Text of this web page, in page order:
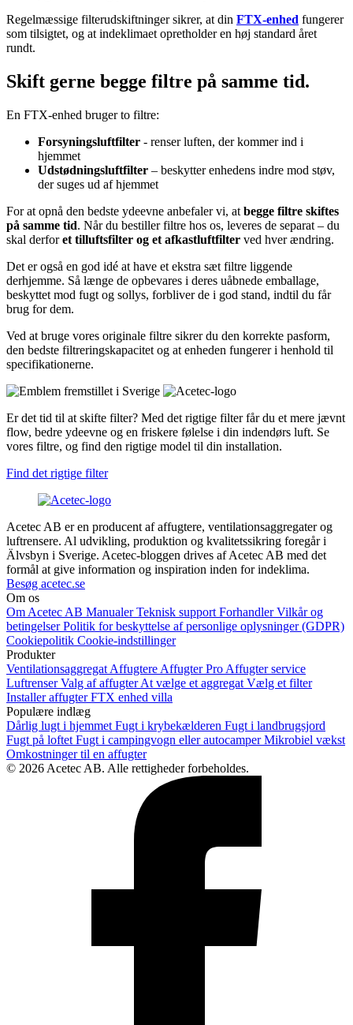
Regelmæssige filterudskiftninger sikrer, at din FTX-enhed fungerer
som tilsigtet, og at indeklimaet opretholder en høj standard året
rundt.
Skift gerne begge filtre på samme tid.
En FTX-enhed bruger to filtre:
Forsyningsluftfilter - renser luften, der kommer ind i
hjemmet
Udstødningsluftfilter – beskytter enhedens indre mod støv,
der suges ud af hjemmet
For at opnå den bedste ydeevne anbefaler vi, at begge filtre skiftes
på samme tid. Når du bestiller filtre hos os, leveres de separat – du
skal derforet tilluftsfilter og et afkastluftfilter ved hver ændring.
Det er også en god idé at have et ekstra sæt filtre liggende
derhjemme. Så længe de opbevares i deres uåbnede emballage,
beskyttet mod fugt og sollys, forbliver de i god stand, indtil du får
brug for dem.
Ved at bruge vores originale filtre sikrer du den korrekte pasform,
den bedste filtreringskapacitet og at enheden fungerer i henhold til
specifikationerne.
Er det tid til at skifte filter? Med det rigtige filter får du et mere jævnt
flow, bedre ydeevne og en friskere følelse i din indendørs luft. Se
vores filtre, og find den rigtige model til din installation.
Find det rigtige filter
Acetec AB er en producent af affugtere, ventilationsaggregater og
luftrensere. Al udvikling, produktion og kvalitetssikring foregår i
Älvsbyn i Sverige. Acetec-bloggen drives af Acetec AB med det
formål at give information og inspiration inden for indeklima.
Besøg acetec.se
Om os
Om Acetec AB ManualerTeknisk support ForhandlerVilkår og
betingelserPolitik for beskyttelse af personlige oplysninger (GDPR)
Cookiepolitik Cookie-indstillinger
Produkter
Ventilationsaggregat Affugtere Affugter Pro Affugter service
LuftrenserValg af affugterAt vælge et aggregat Vælg et filter
Installer affugterFTX enhed villa
Populære indlæg
Dårlig lugt i hjemmet Fugt i krybekælderen Fugt i landbrugsjord
Fugt på loftet Fugt i campingvogn eller autocamperMikrobiel vækst
Omkostninger til en affugter
© 2026 Acetec AB. Alle rettigheder forbeholdes.